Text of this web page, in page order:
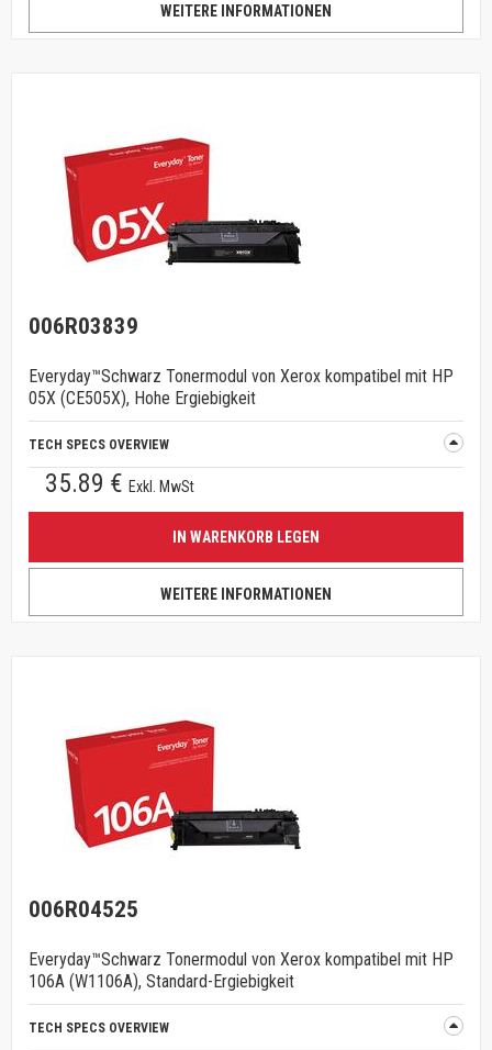
WEITERE INFORMATIONEN
006R03839
Everyday™Schwarz Tonermodul von Xerox kompatibel mit HP
05X (CE505X), Hohe Ergiebigkeit
TECH SPECS OVERVIEW
35.89 € Exkl. MwSt
IN WARENKORB LEGEN
WEITERE INFORMATIONEN
006R04525
Everyday™Schwarz Tonermodul von Xerox kompatibel mit HP
106A (W1106A), Standard-Ergiebigkeit
TECH SPECS OVERVIEW